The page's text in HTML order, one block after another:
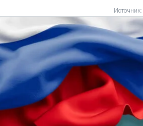
Источник: